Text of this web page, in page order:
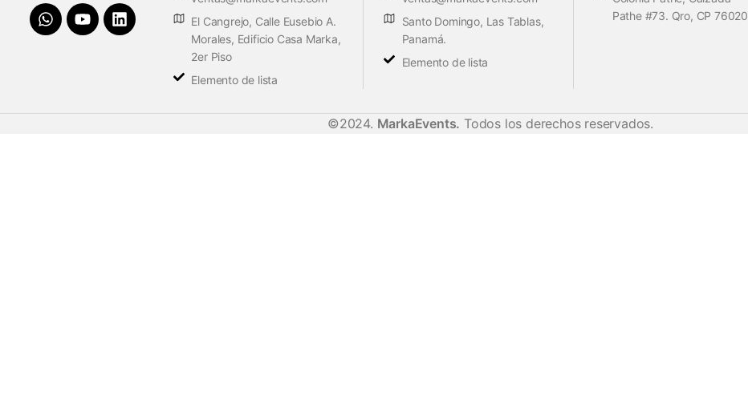
El Cangrejo, Calle Eusebio A.
Morales, Edificio Casa Marka,
2er Piso
Elemento de lista
Santo Domingo, Las Tablas,
Panamá.
Elemento de lista
Pathe #73. Qro, CP 76020
©2024. MarkaEvents. Todos los derechos reservados.